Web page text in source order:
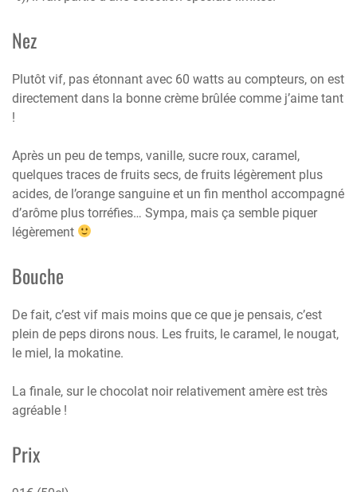
Nez
Plutôt vif, pas étonnant avec 60 watts au compteurs, on est
directement dans la bonne crème brûlée comme j’aime tant
!
Après un peu de temps, vanille, sucre roux, caramel,
quelques traces de fruits secs, de fruits légèrement plus
acides, de l’orange sanguine et un fin menthol accompagné
d’arôme plus torréfies… Sympa, mais ça semble piquer
légèrement
Bouche
De fait, c’est vif mais moins que ce que je pensais, c’est
plein de peps dirons nous. Les fruits, le caramel, le nougat,
le miel, la mokatine.
La finale, sur le chocolat noir relativement amère est très
agréable !
Prix